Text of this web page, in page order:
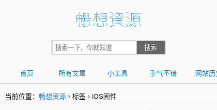
首页 所有文章 小工具 手气不错 网站历
当前位置： 畅想资源 › 标签 › iOS固件